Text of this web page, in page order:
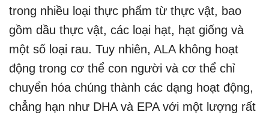
trong nhiều loại thực phẩm từ thực vật, bao
gồm dầu thực vật, các loại hạt, hạt giống và
một số loại rau. Tuy nhiên, ALA không hoạt
động trong cơ thể con người và cơ thể chỉ
chuyển hóa chúng thành các dạng hoạt động,
chẳng hạn như DHA và EPA với một lượng rất